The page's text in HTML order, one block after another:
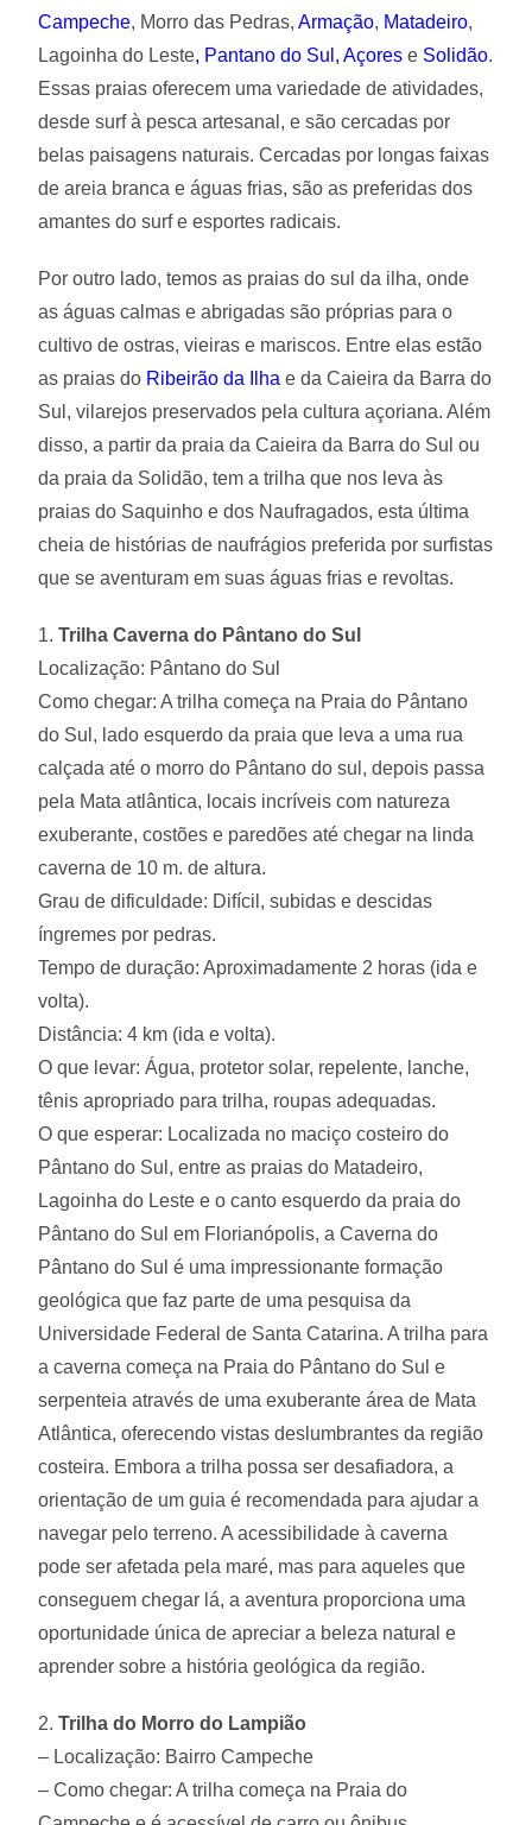
Campeche, Morro das Pedras, Armação, Matadeiro,
Lagoinha do Leste, Pantano do Sul, Açores e Solidão.
Essas praias oferecem uma variedade de atividades,
desde surf à pesca artesanal, e são cercadas por
belas paisagens naturais. Cercadas por longas faixas
de areia branca e águas frias, são as preferidas dos
amantes do surf e esportes radicais.
Por outro lado, temos as praias do sul da ilha, onde
as águas calmas e abrigadas são próprias para o
cultivo de ostras, vieiras e mariscos. Entre elas estão
as praias do Ribeirão da Ilha e da Caieira da Barra do
Sul, vilarejos preservados pela cultura açoriana. Além
disso, a partir da praia da Caieira da Barra do Sul ou
da praia da Solidão, tem a trilha que nos leva às
praias do Saquinho e dos Naufragados, esta última
cheia de histórias de naufrágios preferida por surfistas
que se aventuram em suas águas frias e revoltas.
1. Trilha Caverna do Pântano do Sul
Localização: Pântano do Sul
Como chegar: A trilha começa na Praia do Pântano
do Sul, lado esquerdo da praia que leva a uma rua
calçada até o morro do Pântano do sul, depois passa
pela Mata atlântica, locais incríveis com natureza
exuberante, costões e paredões até chegar na linda
caverna de 10 m. de altura.
Grau de dificuldade: Difícil, subidas e descidas
íngremes por pedras.
Tempo de duração: Aproximadamente 2 horas (ida e
volta).
Distância: 4 km (ida e volta).
O que levar: Água, protetor solar, repelente, lanche,
tênis apropriado para trilha, roupas adequadas.
O que esperar: Localizada no maciço costeiro do
Pântano do Sul, entre as praias do Matadeiro,
Lagoinha do Leste e o canto esquerdo da praia do
Pântano do Sul em Florianópolis, a Caverna do
Pântano do Sul é uma impressionante formação
geológica que faz parte de uma pesquisa da
Universidade Federal de Santa Catarina. A trilha para
a caverna começa na Praia do Pântano do Sul e
serpenteia através de uma exuberante área de Mata
Atlântica, oferecendo vistas deslumbrantes da região
costeira. Embora a trilha possa ser desafiadora, a
orientação de um guia é recomendada para ajudar a
navegar pelo terreno. A acessibilidade à caverna
pode ser afetada pela maré, mas para aqueles que
conseguem chegar lá, a aventura proporciona uma
oportunidade única de apreciar a beleza natural e
aprender sobre a história geológica da região.
2. Trilha do Morro do Lampião
– Localização: Bairro Campeche
– Como chegar: A trilha começa na Praia do